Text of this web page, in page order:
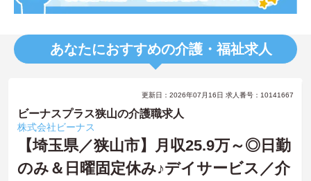
あなたにおすすめの介護・福祉求人
更新日：2026年07月16日 求人番号：10141667
ビーナスプラス狭山の介護職求人
株式会社ビーナス
【埼玉県／狭山市】月収25.9万～◎日勤
のみ＆日曜固定休み♪デイサービス／介